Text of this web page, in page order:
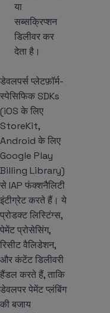
या
सब्सक्रिप्शन
डिलीवर कर
देता है।
डेवलपर्स प्लेटफ़ॉर्म-
स्पेसिफिक SDKs
(iOS के लिए
StoreKit,
Android के लिए
Google Play
Billing Library)
से IAP फंक्शनैलिटी
इंटीग्रेट करते हैं। ये
प्रोडक्ट लिस्टिंग्स,
पेमेंट प्रोसेसिंग,
रिसीट वैलिडेशन,
और कंटेंट डिलीवरी
हैंडल करते हैं, ताकि
डेवलपर पेमेंट प्लंबिंग
की बजाय